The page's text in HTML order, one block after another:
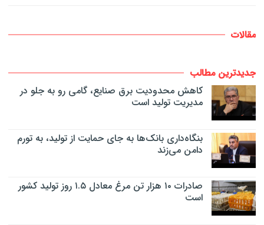
مقالات
جدیدترین مطالب
کاهش محدودیت برق صنایع، گامی رو به جلو در
مدیریت تولید است
بنگاه‌داری بانک‌ها به جای حمایت از تولید، به تورم
دامن می‌زند
صادرات ۱۰ هزار تن مرغ معادل ۱.۵ روز تولید کشور
است